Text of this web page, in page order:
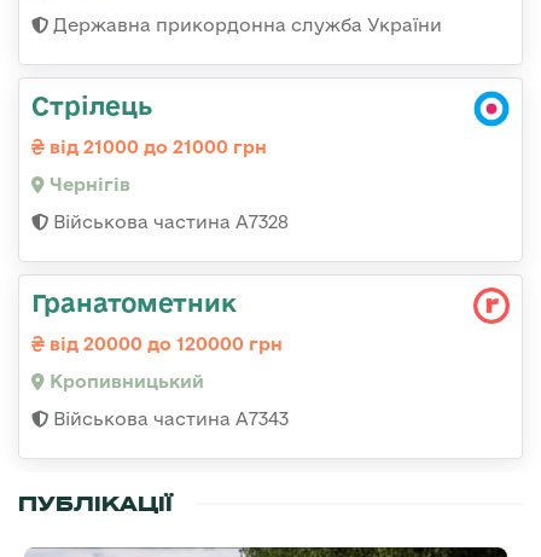
Державна прикордонна служба України
Стрілець
від 21000 до 21000 грн
Чернігів
Військова частина А7328
Гранатометник
від 20000 до 120000 грн
Кропивницький
Військова частина А7343
ПУБЛІКАЦІЇ